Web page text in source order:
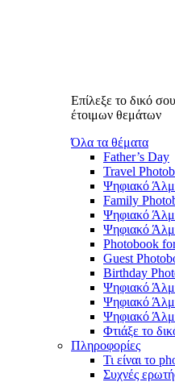
Επίλεξε το δικό
έτοιμων θεμάτων
Όλα τα θέματα
Father’s Day
Travel
Ψηφιακό
Family
Ψηφιακό
Ψηφιακό
Photobook
Guest
Birthday
Ψηφιακό
Ψηφιακό
Ψηφιακό
Φτιάξε το
Πληροφορίες
Τι είναι το
Συχνές